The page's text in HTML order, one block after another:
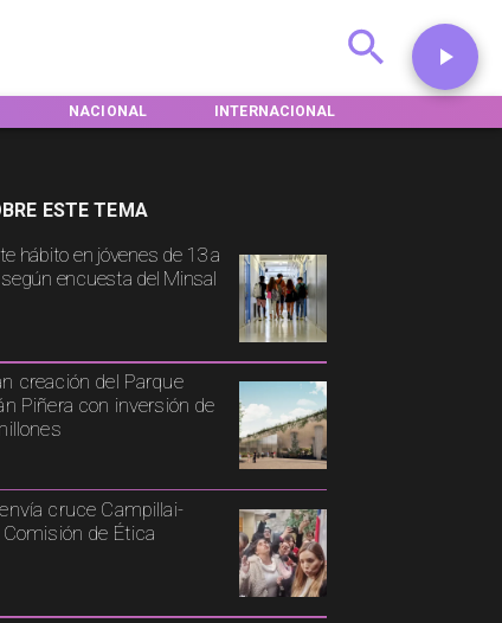
INTERNACIONAL DEPORTES
hábito en jóvenes de 13 a
encuesta del Minsal
creación del Parque
Piñera con inversión de
cruce Campillai-
Comisión de Ética
ESTE TEMA